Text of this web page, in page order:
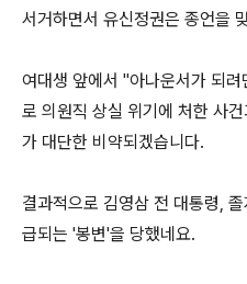
서거하면서 유신정권은 종언을
여대생 앞에서 "아나운서가 되
로 의원직 상실 위기에 처한 사
가 대단한 비약되겠습니다.
결과적으로 김영삼 전 대통령,
급되는 '봉변'을 당했네요.